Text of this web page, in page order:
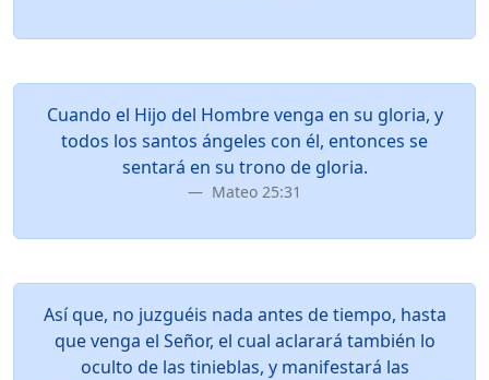
Cuando el Hijo del Hombre venga en su gloria, y
todos los santos ángeles con él, entonces se
sentará en su trono de gloria.
Mateo 25:31
Así que, no juzguéis nada antes de tiempo, hasta
que venga el Señor, el cual aclarará también lo
oculto de las tinieblas, y manifestará las